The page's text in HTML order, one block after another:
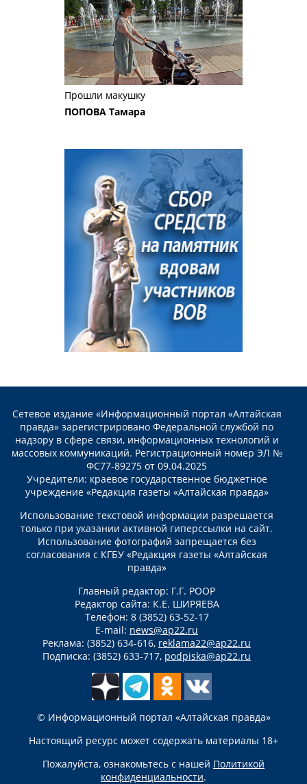
Прошли макушку
ПОПОВА Тамара
Сетевое издание «Информационный портал «Алтайская
правда» зарегистрировано Федеральной службой по
надзору в сфере связи, информационных технологий и
массовых коммуникаций. Регистрационный номер ЭЛ №
ФС77-89275 от 09.04.2025
Учредители: краевое государственное бюджетное
учреждение «Редакция газеты «Алтайская правда»
Использование текстовой информации разрешается
только при указании активной гиперссылки на сайт.
Использование фотографий запрещается без
согласования с КГБУ «Редакция газеты «Алтайская
правда»
Главный редактор: Г.Г. РООР
Редактор сайта: К.Е. ШИРЯЕВА
Телефон: 8 (3852) 63-52-17
E-mail: news@ap22.ru
Реклама: (3852) 634-616, reklama22@ap22.ru
Подписка: (3852) 633-717, podpiska@ap22.ru
© Информационный портал «Алтайская правда»
Настоящий ресурс может содержать материалы 18+
Пожалуйста, ознакомьтесь с нашей Политикой
конфиденциальности.